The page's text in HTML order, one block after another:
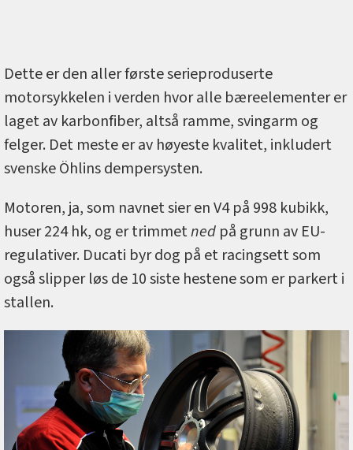
Dette er den aller første serieproduserte
motorsykkelen i verden hvor alle bæreelementer er
laget av karbonfiber, altså ramme, svingarm og
felger. Det meste er av høyeste kvalitet, inkludert
svenske Öhlins dempersysten.
Motoren, ja, som navnet sier en V4 på 998 kubikk,
huser 224 hk, og er trimmetned på grunn av EU-
regulativer. Ducati byr dog på et racingsett som
også slipper løs de 10 siste hestene som er parkert i
stallen.